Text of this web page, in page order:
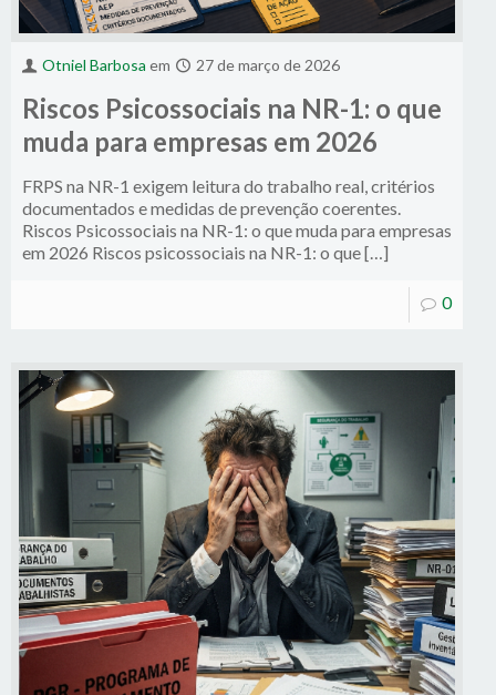
Otniel Barbosa em 27 de março de 2026
Riscos Psicossociais na NR-1: o que
muda para empresas em 2026
FRPS na NR-1 exigem leitura do trabalho real, critérios
documentados e medidas de prevenção coerentes.
Riscos Psicossociais na NR-1: o que muda para empresas
em 2026 Riscos psicossociais na NR-1: o que […]
0